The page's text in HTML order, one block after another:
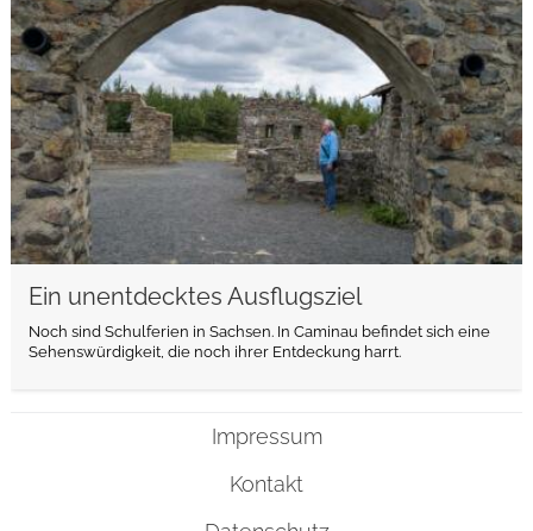
Ein unentdecktes Ausflugsziel
Noch sind Schulferien in Sachsen. In Caminau befindet sich eine
Sehenswürdigkeit, die noch ihrer Entdeckung harrt.
Impressum
Kontakt